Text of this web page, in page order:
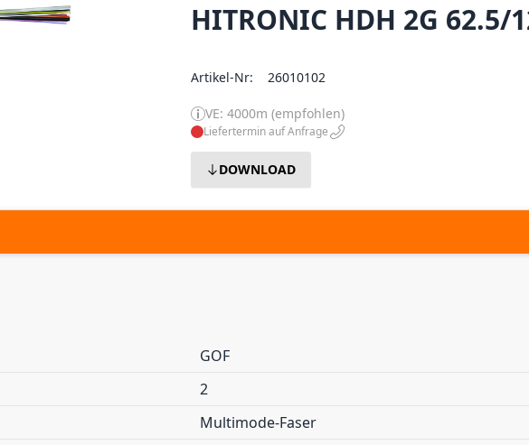
HITRONIC HDH 2G 62.5/
Artikel-Nr: 26010102
VE: 4000m (empfohlen)
Liefertermin auf Anfrage
DOWNLOAD
GOF
2
Multimode-Faser